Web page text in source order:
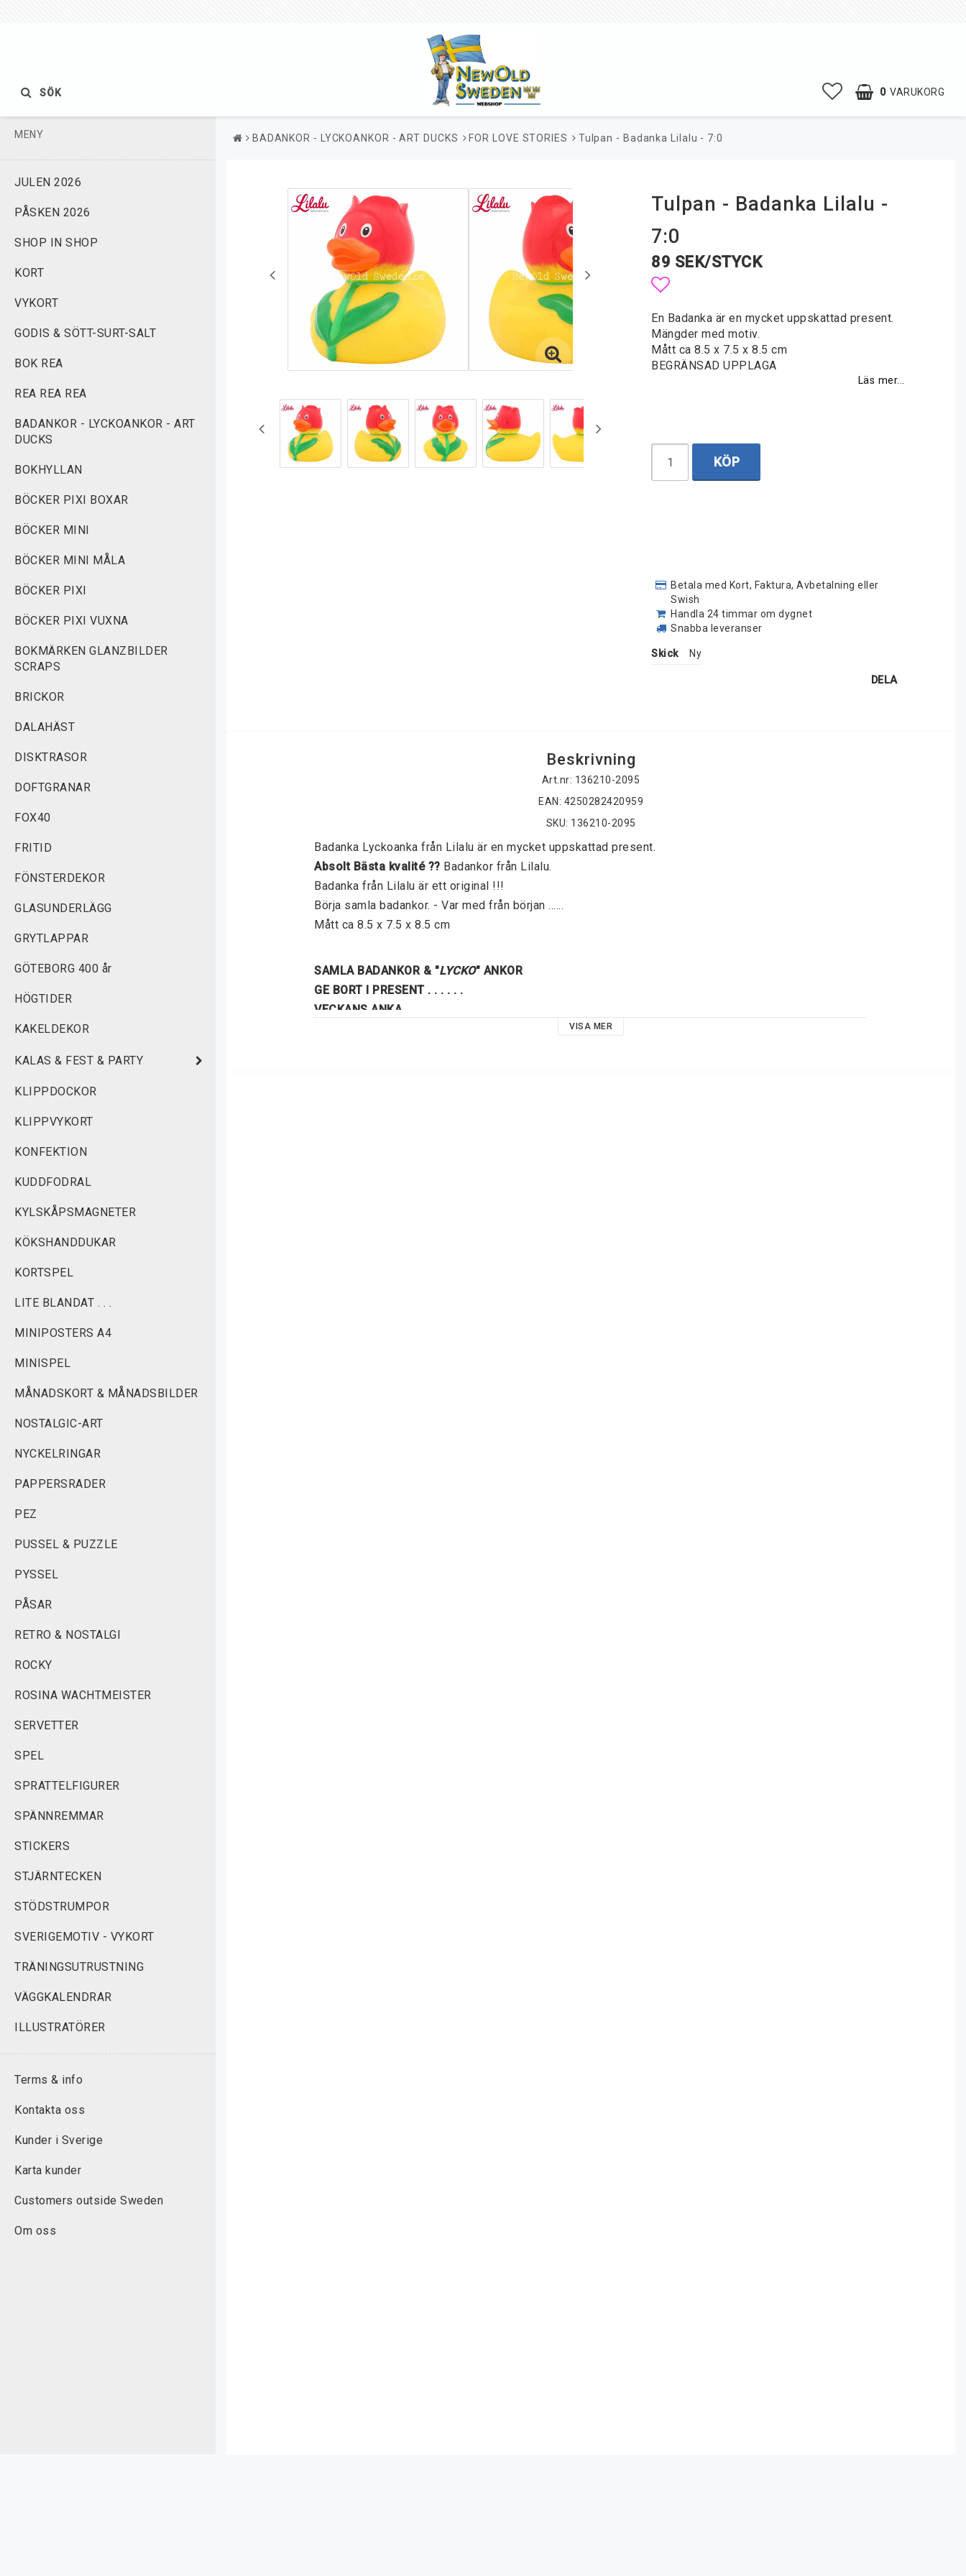
0 VARUKORG
SÖK
MENY
JULEN 2026
PÅSKEN 2026
SHOP IN SHOP
KORT
VYKORT
GODIS & SÖTT-SURT-SALT
BOK REA
REA REA REA
BADANKOR - LYCKOANKOR - ART
DUCKS
BOKHYLLAN
BÖCKER PIXI BOXAR
BÖCKER MINI
BÖCKER MINI MÅLA
BÖCKER PIXI
BÖCKER PIXI VUXNA
BOKMÄRKEN GLANZBILDER
SCRAPS
BRICKOR
DALAHÄST
DISKTRASOR
DOFTGRANAR
FOX40
FRITID
FÖNSTERDEKOR
GLASUNDERLÄGG
GRYTLAPPAR
GÖTEBORG 400 år
HÖGTIDER
KAKELDEKOR
KALAS & FEST & PARTY
KLIPPDOCKOR
KLIPPVYKORT
KONFEKTION
KUDDFODRAL
KYLSKÅPSMAGNETER
KÖKSHANDDUKAR
KORTSPEL
LITE BLANDAT . . .
MINIPOSTERS A4
MINISPEL
MÅNADSKORT & MÅNADSBILDER
NOSTALGIC-ART
NYCKELRINGAR
PAPPERSRADER
PEZ
PUSSEL & PUZZLE
PYSSEL
PÅSAR
RETRO & NOSTALGI
ROCKY
ROSINA WACHTMEISTER
SERVETTER
SPEL
SPRATTELFIGURER
SPÄNNREMMAR
STICKERS
STJÄRNTECKEN
STÖDSTRUMPOR
SVERIGEMOTIV - VYKORT
TRÄNINGSUTRUSTNING
VÄGGKALENDRAR
ILLUSTRATÖRER
Terms & info
Kontakta oss
Kunder i Sverige
Karta kunder
Customers outside Sweden
Om oss
BADANKOR - LYCKOANKOR - ART DUCKS FOR LOVE STORIES Tulpan - Badanka Lilalu - 7:0
Tulpan - Badanka Lilalu -
7:0
89 SEK/STYCK
Lägg till i favoritlistan
En Badanka är en mycket uppskattad present.
Mängder med motiv.
Mått ca 8.5 x 7.5 x 8.5 cm
BEGRÄNSAD UPPLAGA
Läs mer...
KÖP
Betala med Kort, Faktura, Avbetalning eller
Swish
Handla 24 timmar om dygnet
Snabba leveranser
Skick Ny
DELA
Beskrivning
Art.nr: 136210-2095
EAN: 4250282420959
SKU: 136210-2095
Badanka Lyckoanka från Lilalu är en mycket uppskattad present.
Absolt Bästa kvalité ?? Badankor från Lilalu.
Badanka från Lilalu är ett original !!!
Börja samla badankor. - Var med från början ......
Mått ca 8.5 x 7.5 x 8.5 cm
SAMLA BADANKOR & "LYCKO" ANKOR
GE BORT I PRESENT . . . . . .
VECKANS ANKA . . . .
VISA MER